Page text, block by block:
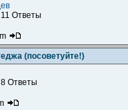
Ответы
(посоветуйте!)
Ответы